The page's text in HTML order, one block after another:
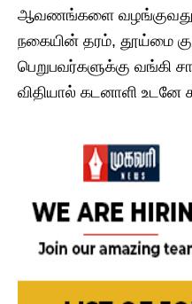
ஆவணங்களை வழங்குவது
நகையின் தரம், தூய்மை
பெறுபவர்களுக்கு வங்கி
விதியால் கடனாளி உடனே